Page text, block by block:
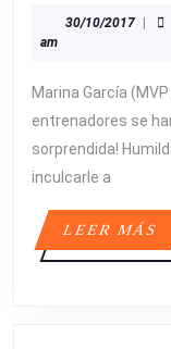
30/10/201730/
am
Marina García
entrenadores se
sorprendida!
inculcarle a
LEER MÁS